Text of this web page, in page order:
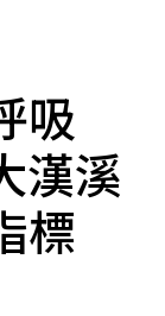
吸
漢溪
標